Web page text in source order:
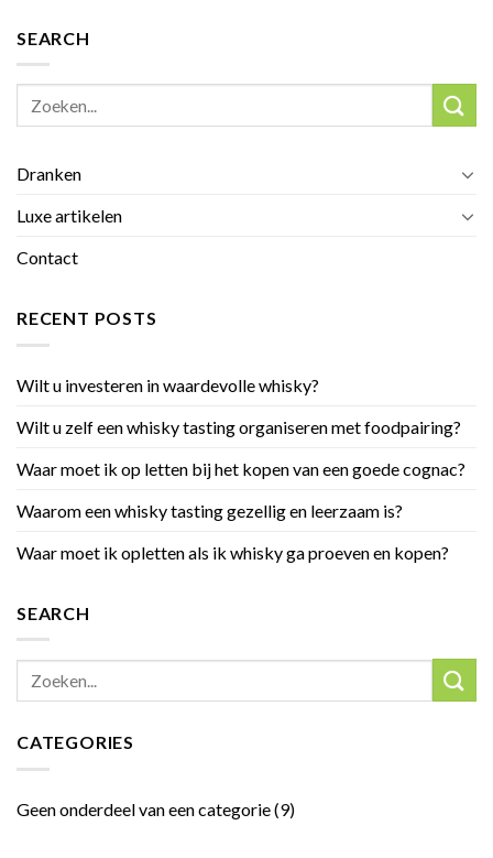
SEARCH
Dranken
Luxe artikelen
Contact
RECENT POSTS
Wilt u investeren in waardevolle whisky?
Wilt u zelf een whisky tasting organiseren met foodpairing?
Waar moet ik op letten bij het kopen van een goede cognac?
Waarom een whisky tasting gezellig en leerzaam is?
Waar moet ik opletten als ik whisky ga proeven en kopen?
SEARCH
CATEGORIES
Geen onderdeel van een categorie(9)